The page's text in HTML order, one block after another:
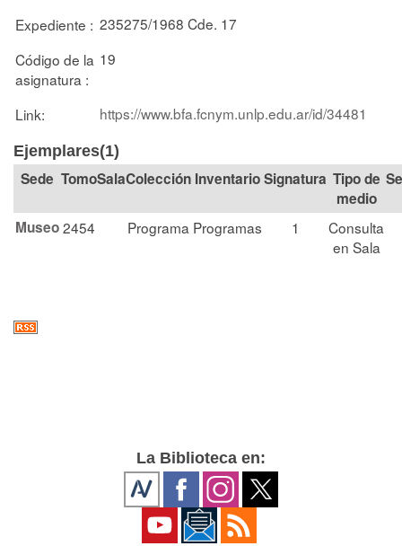
Expediente : 235275/1968 Cde. 17
Código de la
asignatura :
19
Link: https://www.bfa.fcnym.unlp.edu.ar/id/34481
Ejemplares(1)
TomoSalaColección Signatura Tipo de
medio
Museo2454 Programa Programas 1
Consulta
en Sala
La Biblioteca en: